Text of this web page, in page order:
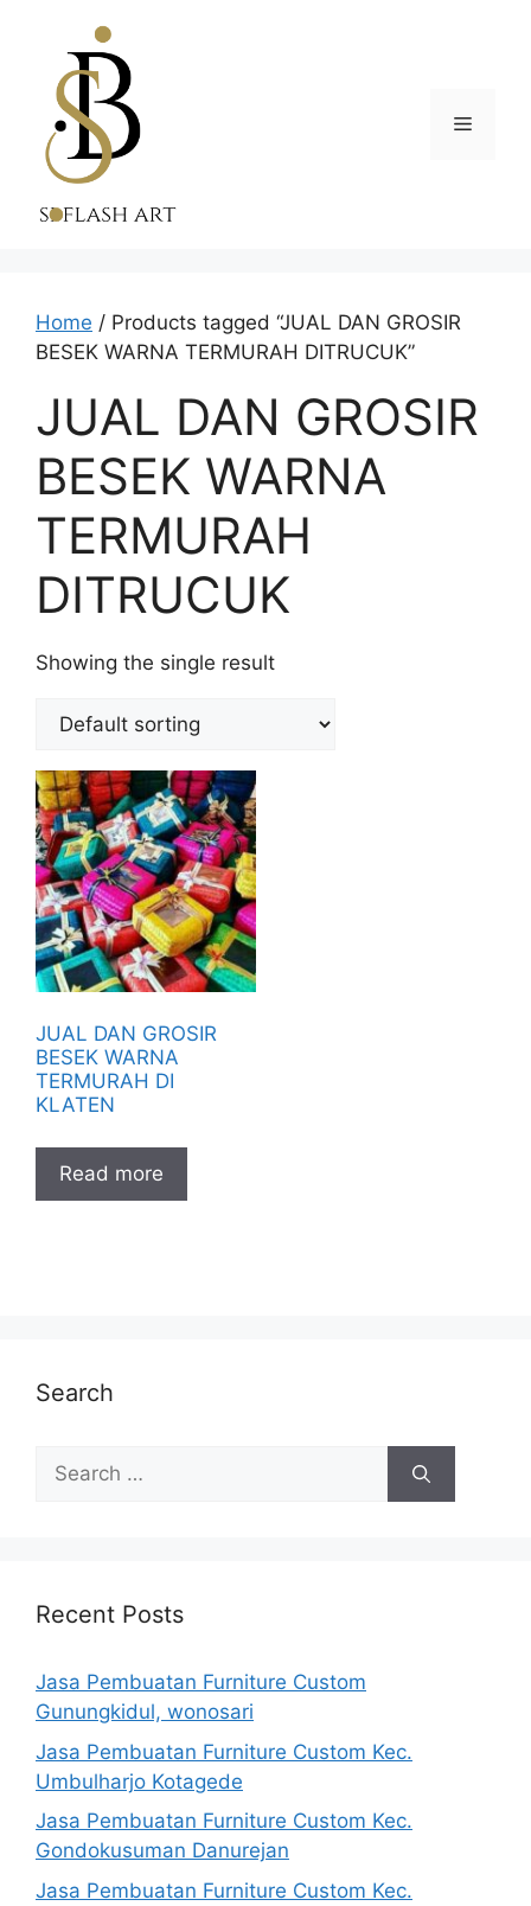
content
Menu
Home / Products tagged “JUAL DAN GROSIR
BESEK WARNA TERMURAH DITRUCUK”
JUAL DAN GROSIR
BESEK WARNA
TERMURAH
DITRUCUK
Showing the single result
JUAL DAN GROSIR
BESEK WARNA
TERMURAH DI
KLATEN
Read more
Search
Search
for:
Recent Posts
Jasa Pembuatan Furniture Custom
Gunungkidul, wonosari
Jasa Pembuatan Furniture Custom Kec.
Umbulharjo Kotagede
Jasa Pembuatan Furniture Custom Kec.
Gondokusuman Danurejan
Jasa Pembuatan Furniture Custom Kec.